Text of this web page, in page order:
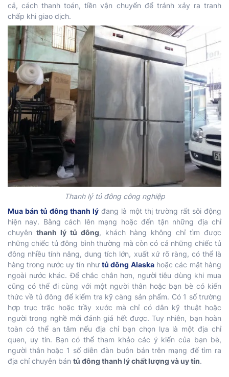
cả, cách thanh toán, tiền vận chuyển để tránh xảy ra tranh
chấp khi giao dịch.
Thanh lý tủ đông công nghiệp
Mua bán tủ đông thanh lý đang là một thị trường rất sôi động
hiện nay. Bằng cách lên mạng hoặc đến tận những địa chỉ
chuyên thanh lý tủ đông, khách hàng không chỉ tìm được
những chiếc tủ đông bình thường mà còn có cả những chiếc tủ
đông nhiều tính năng, dung tích lớn, xuất xứ rõ ràng, có thể là
hàng trong nước uy tín như tủ đông Alaskahoặc các mặt hàng
ngoài nước khác. Để chắc chắn hơn, người tiêu dùng khi mua
cũng có thể đi cùng với một người thân hoặc bạn bè có kiến
thức về tủ đông để kiểm tra kỹ càng sản phẩm. Có 1 số trường
hợp trục trặc hoặc trầy xước mà chỉ có dân kỹ thuật hoặc
người trong nghề mới đánh giá hết được. Tuy nhiên, bạn hoàn
toàn có thể an tâm nếu địa chỉ bạn chọn lựa là một địa chỉ
quen, uy tín. Bạn có thể tham khảo các ý kiến của bạn bè,
người thân hoặc 1 số diễn đàn buôn bán trên mạng để tìm ra
địa chỉ chuyên bán tủ đông thanh lý chất lượng và uy tín.